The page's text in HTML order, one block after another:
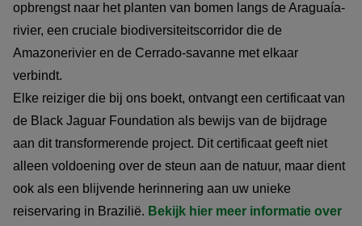
opbrengst naar het planten van bomen langs de Araguaía-
rivier, een cruciale biodiversiteitscorridor die de
Amazonerivier en de Cerrado-savanne met elkaar
verbindt.
Elke reiziger die bij ons boekt, ontvangt een certificaat van
de Black Jaguar Foundation als bewijs van de bijdrage
aan dit transformerende project. Dit certificaat geeft niet
alleen voldoening over de steun aan de natuur, maar dient
ook als een blijvende herinnering aan uw unieke
reiservaring in Brazilië. Bekijk hier meer informatie over